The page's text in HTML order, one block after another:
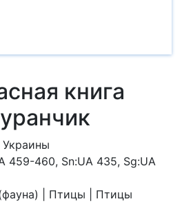
книга
Украины
459-460, Sn:UA 435, Sg:UA
| Птицы | Птицы